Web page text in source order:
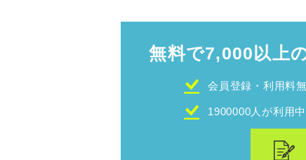
無料で7,000以上
会員登録・利用料
1900000人が利用中